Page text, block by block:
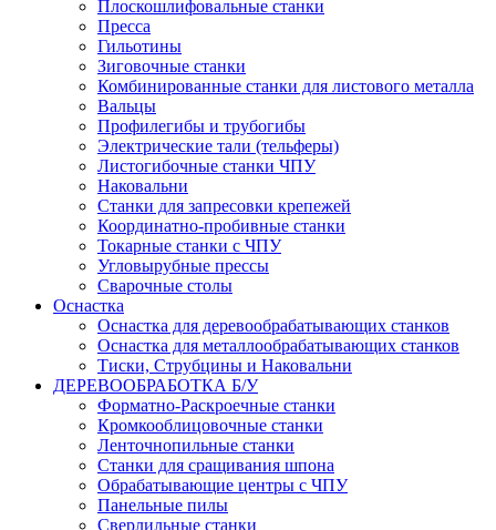
Плоскошлифовальные станки
Пресса
Гильотины
Зиговочные станки
Комбинированные станки для листового металла
Вальцы
Профилегибы и трубогибы
Электрические тали (тельферы)
Листогибочные станки ЧПУ
Наковальни
Станки для запресовки крепежей
Координатно-пробивные станки
Токарные станки с ЧПУ
Угловырубные прессы
Сварочные столы
Оснастка
Оснастка для деревообрабатывающих станков
Оснастка для металлообрабатывающих станков
Тиски, Струбцины и Наковальни
ДЕРЕВООБРАБОТКА Б/У
Форматно-Раскроечные станки
Кромкооблицовочные станки
Ленточнопильные станки
Станки для сращивания шпона
Обрабатывающие центры с ЧПУ
Панельные пилы
Сверлильные станки